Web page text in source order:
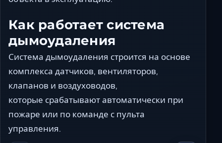
Как работает система
дымоудаления
Система дымоудаления строится на основе
комплекса датчиков, вентиляторов,
клапанов и воздуховодов,
которые срабатывают автоматически при
пожаре или по команде с пульта
управления.